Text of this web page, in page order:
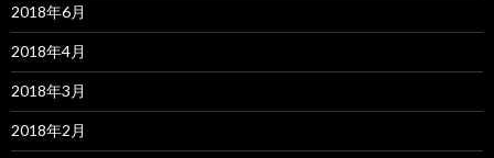
2018年6月
2018年4月
2018年3月
2018年2月